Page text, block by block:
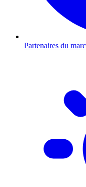
Partenaires du